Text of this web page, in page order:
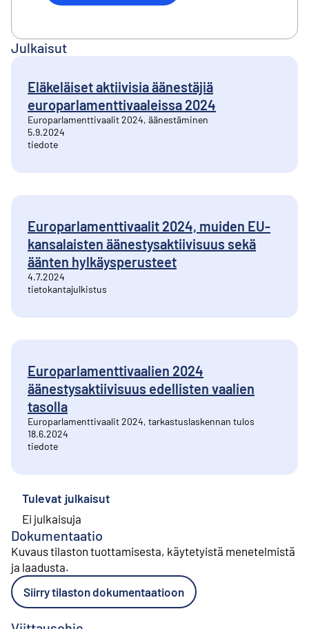
Julkaisut
Eläkeläiset aktiivisia äänestäjiä
europarlamenttivaaleissa 2024
Europarlamenttivaalit 2024, äänestäminen
5.9.2024
tiedote
Europarlamenttivaalit 2024, muiden EU-
kansalaisten äänestysaktiivisuus sekä
äänten hylkäysperusteet
4.7.2024
tietokantajulkistus
Europarlamenttivaalien 2024
äänestysaktiivisuus edellisten vaalien
tasolla
Europarlamenttivaalit 2024, tarkastuslaskennan tulos
18.6.2024
tiedote
Tulevat julkaisut
Ei julkaisuja
Dokumentaatio
Kuvaus tilaston tuottamisesta, käytetyistä menetelmistä
ja laadusta.
Siirry tilaston dokumentaatioon